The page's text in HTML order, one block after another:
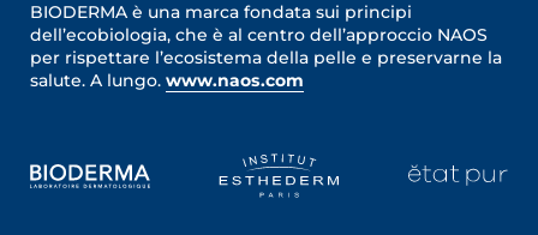
BIODERMA è una marca fondata sui principi
dell’ecobiologia, che è al centro dell’approccio NAOS
per rispettare l’ecosistema della pelle e preservarne la
salute. A lungo. www.naos.com